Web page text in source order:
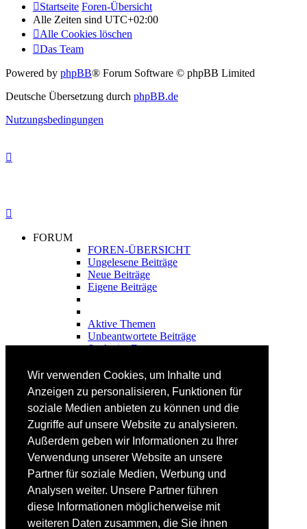
Wir verwenden Cookies, um Inhalte und
Anzeigen zu personalisieren, Funktionen für
soziale Medien anbieten zu können und die
Zugriffe auf unsere Website zu analysieren.
Außerdem geben wir Informationen zu Ihrer
Verwendung unserer Website an unsere
Partner für soziale Medien, Werbung und
Analysen weiter. Unsere Partner führen
diese Informationen möglicherweise mit
weiteren Daten zusammen, die Sie ihnen
Startseite Foren-Übersicht
Alle Zeiten sind UTC+02:00
Alle Cookies löschen
Das Team
Powered by phpBB® Forum Software © phpBB Limited
Deutsche Übersetzung durch phpBB.de
Nutzungsbedingungen
FORUM
FOREN-ÜBERSICHT
Ungelesene Beiträge
Neue Beiträge
Eigene Beiträge
Aktive Themen
Unbeantwortete Beiträge
Suche im Forum
FAHRTECHNIK
Fortgeschrittene
Lehrplan
Videoanalyse
SKI
SKITEST
Ski-FAQ
Tipps Ski-Kauf
Ski-Typen
Skishops